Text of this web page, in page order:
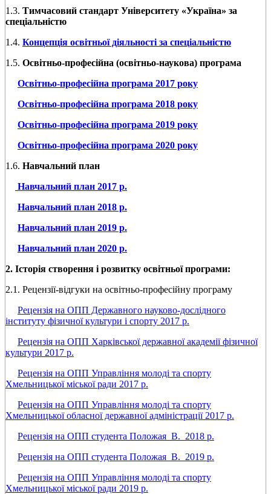
1.3. Тимчасовий стандарт Університету «Україна» за
спеціальністю
1.4. Концепція освітньої діяльності за спеціальністю
1.5. Освітньо-професійна (освітньо-наукова) програма
Освітньо-професійна програма 2017 року
Освітньо-професійна програма 2018 року
Освітньо-професійна програма 2019 року
Освітньо-професійна програма 2020 року
1.6. Навчальний план
Навчальний план 2017 р.
Навчальний план 2018 р.
Навчальний план 2019 р.
Навчальний план 2020 р.
2. Історія створення і розвитку освітньої програми:
2.1. Рецензії-відгуки на освітньо-професійну програму
Рецензія на ОПП Державного науково-дослідного
інституту фізичної культури і спорту 2017 р.
Рецензія на ОПП Харківської державної академії фізичної
культури 2017 р.
Рецензія на ОПП Управління молоді та спорту
Хмельницької міської ради 2017 р.
Рецензія на ОПП Управління молоді та спорту
Хмельницької обласної державної адміністрації 2017 р.
Рецензія на ОПП студента Положая_В._2018 р.
Рецензія на ОПП студента Положая_В._2019 р.
Рецензія на ОПП Управління молоді та спорту
Хмельницької міської ради 2019 р.